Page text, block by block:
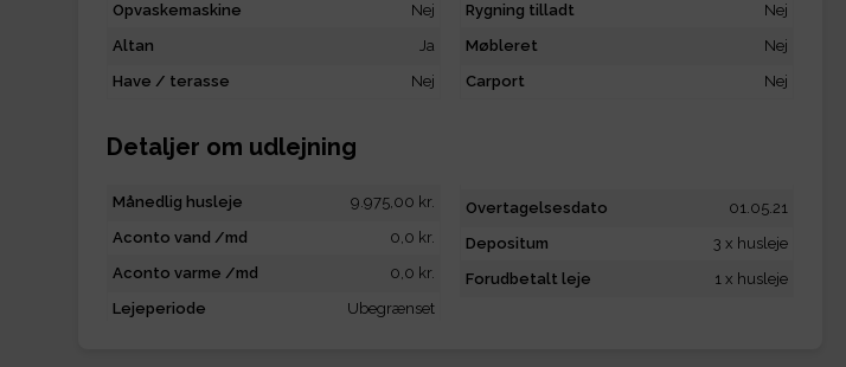
Opvaskemaskine
Nej
Altan
Ja
Have / terasse
Nej
Rygning tilladt
Nej
Møbleret
Nej
Carport
Nej
Detaljer om udlejning
Månedlig husleje
9.975,00 kr.
Aconto vand /md
0,0 kr.
Aconto varme /md
0,0 kr.
Lejeperiode
Ubegrænset
Overtagelsesdato
01.05.21
Depositum
3 x husleje
Forudbetalt leje
1 x husleje